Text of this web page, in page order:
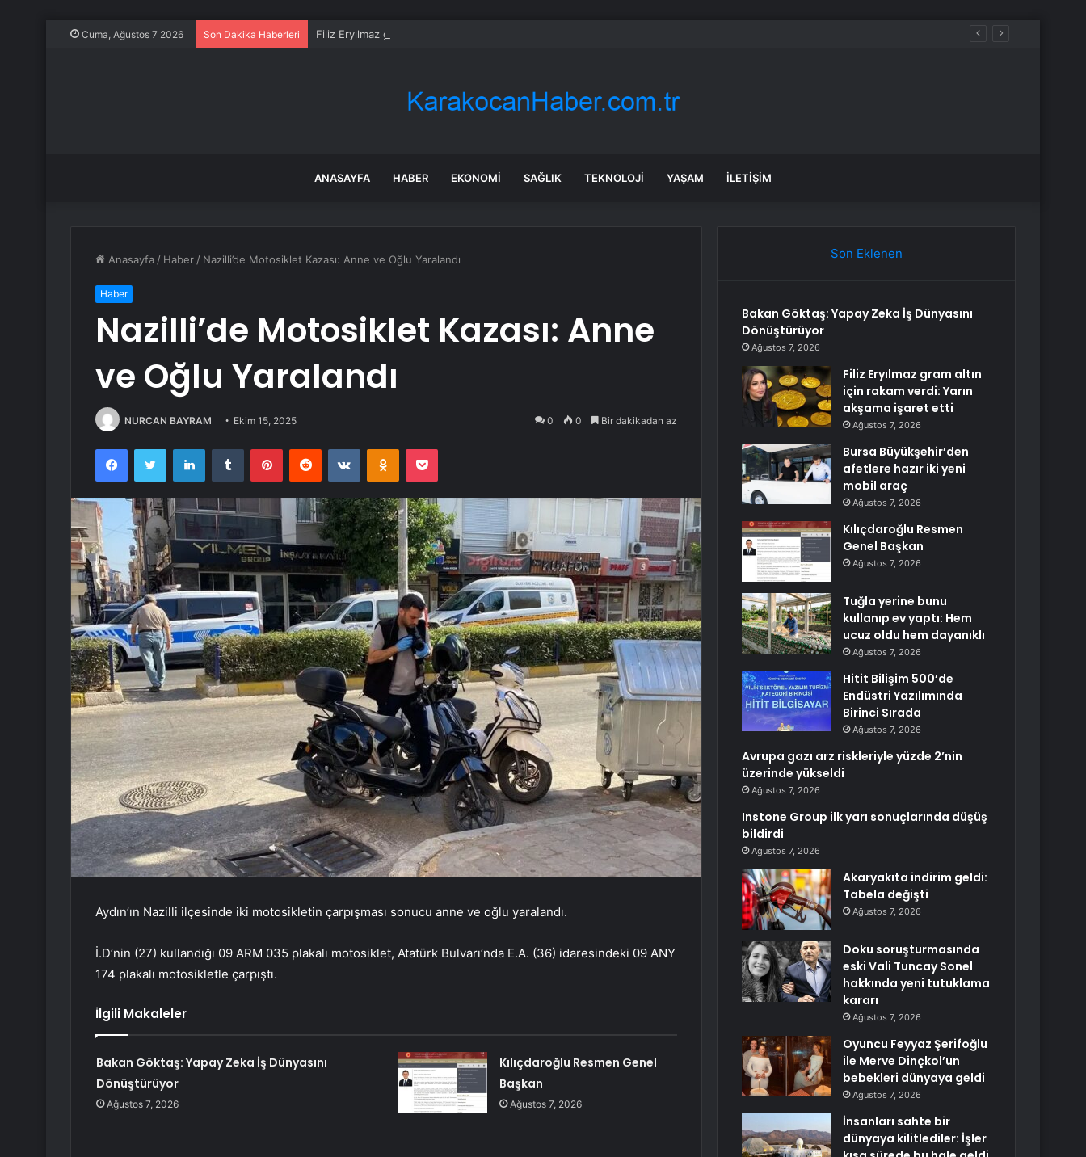
Cuma, Ağustos 7 2026 Son Dakika Haberleri Filiz Eryılmaz gram altın için rakam verdi: Yarın akşama işaret etti
ANASAYFA HABER EKONOMI SAĞLIK TEKNOLOJI YAŞAM İLETIŞIM
Anasayfa / Haber / Nazilli’de Motosiklet Kazası: Anne ve Oğlu Yaralandı
Haber
Nazilli’de Motosiklet Kazası: Anne
ve Oğlu Yaralandı
NURCAN BAYRAM Ekim 15, 2025 0 0 Bir dakikadan az
FacebookTwitter LinkedInTumblr PinterestReddit VKontakteOdnoklassniki
Pocket
Aydın’ın Nazilli ilçesinde iki motosikletin çarpışması sonucu anne ve oğlu yaralandı.
İ.D’nin (27) kullandığı 09 ARM 035 plakalı motosiklet, Atatürk Bulvarı’nda E.A. (36) idaresindeki 09 ANY
174 plakalı motosikletle çarpıştı.
İlgili Makaleler
Bakan Göktaş: Yapay Zeka İş Dünyasını
Dönüştürüyor
Ağustos 7, 2026
Kılıçdaroğlu Resmen Genel
Başkan
Ağustos 7, 2026
Son Eklenen
Bakan Göktaş: Yapay Zeka İş Dünyasını
Dönüştürüyor
Ağustos 7, 2026
Filiz Eryılmaz gram altın
için rakam verdi: Yarın
akşama işaret etti
Ağustos 7, 2026
Bursa Büyükşehir’den
afetlere hazır iki yeni
mobil araç
Ağustos 7, 2026
Kılıçdaroğlu Resmen
Genel Başkan
Ağustos 7, 2026
Tuğla yerine bunu
kullanıp ev yaptı: Hem
ucuz oldu hem dayanıklı
Ağustos 7, 2026
Hitit Bilişim 500’de
Endüstri Yazılımında
Birinci Sırada
Ağustos 7, 2026
Avrupa gazı arz riskleriyle yüzde 2’nin
üzerinde yükseldi
Ağustos 7, 2026
Instone Group ilk yarı sonuçlarında düşüş
bildirdi
Ağustos 7, 2026
Akaryakıta indirim geldi:
Tabela değişti
Ağustos 7, 2026
Doku soruşturmasında
eski Vali Tuncay Sonel
hakkında yeni tutuklama
kararı
Ağustos 7, 2026
Oyuncu Feyyaz Şerifoğlu
ile Merve Dinçkol’un
bebekleri dünyaya geldi
Ağustos 7, 2026
İnsanları sahte bir
dünyaya kilitlediler: İşler